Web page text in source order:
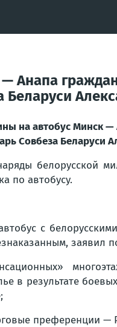
Анапа
Беларуси
на автобус Минск
Совбеза Беларуси
белорусской
по автобусу.
с
в результате
преференции —